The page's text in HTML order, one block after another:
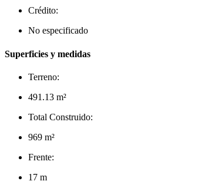
Crédito:
No especificado
Superficies y medidas
Terreno:
491.13 m²
Total Construido:
969 m²
Frente:
17 m